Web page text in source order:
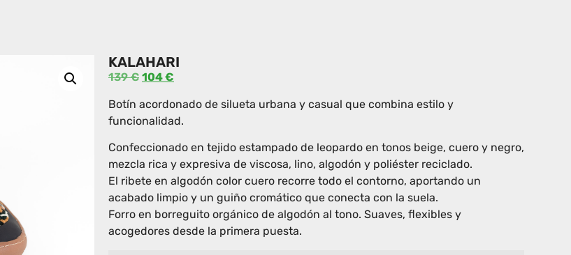
KALAHARI
139€ 104€
Botín acordonado de silueta urbana y casual que combina estilo y
funcionalidad.
Confeccionado en tejido estampado de leopardo en tonos beige, cuero y negro,
mezcla rica y expresiva de viscosa, lino, algodón y poliéster reciclado.
El ribete en algodón color cuero recorre todo el contorno, aportando un
acabado limpio y un guiño cromático que conecta con la suela.
Forro en borreguito orgánico de algodón al tono. Suaves, flexibles y
acogedores desde la primera puesta.